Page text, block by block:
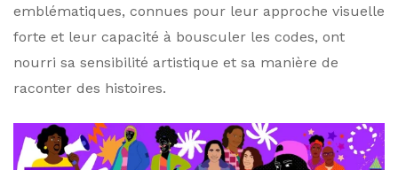
emblématiques, connues pour leur approche visuelle
forte et leur capacité à bousculer les codes, ont
nourri sa sensibilité artistique et sa manière de
raconter des histoires.